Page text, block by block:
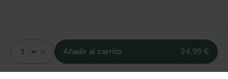
Añadir al carrito 24,99 €